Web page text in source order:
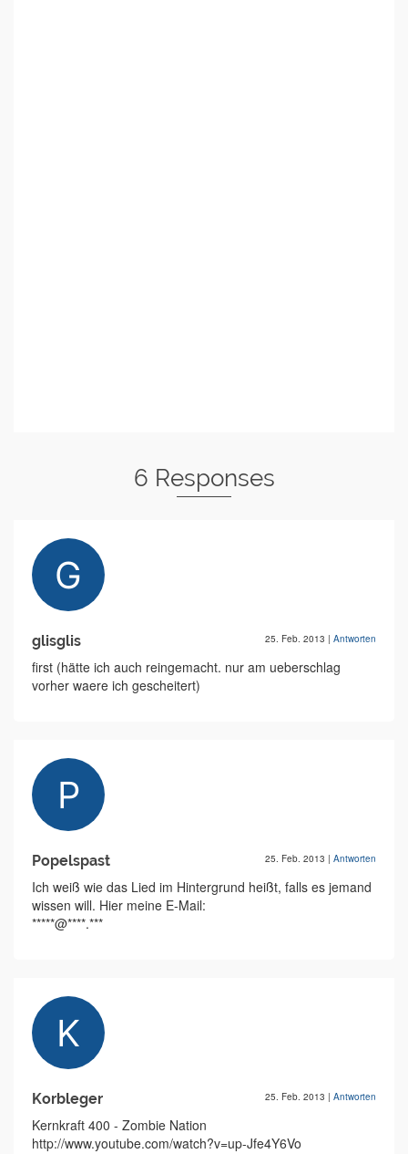
6 Responses
glisglis 25. Feb. 2013 | Antworten
first (hätte ich auch reingemacht. nur am ueberschlag
vorher waere ich gescheitert)
Popelspast 25. Feb. 2013 | Antworten
Ich weiß wie das Lied im Hintergrund heißt, falls es jemand
wissen will. Hier meine E-Mail:
*****@****.***
Korbleger 25. Feb. 2013 | Antworten
Kernkraft 400 - Zombie Nation
http://www.youtube.com/watch?v=up-Jfe4Y6Vo